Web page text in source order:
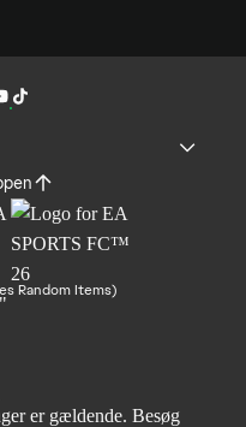
Random Items)
er gældende. Besøg